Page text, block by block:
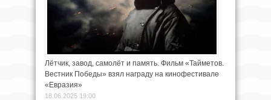
Лётчик, завод, самолёт и память. Фильм «Тайметов.
Вестник Победы» взял награду на кинофестивале
«Евразия»
18.06.2025 19:00